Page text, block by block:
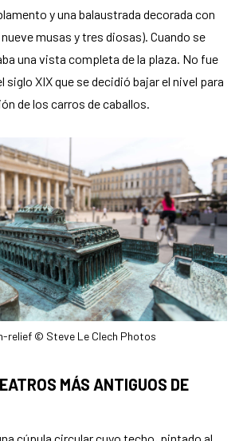
y una balaustrada decorada con
musas y tres diosas). Cuando se
una vista completa de la plaza. No fue
siglo XIX que se decidió bajar el nivel para
de los carros de caballos.
relief © Steve Le Clech Photos
MÁS ANTIGUOS DE
cúpula circular cuyo techo, pintado al